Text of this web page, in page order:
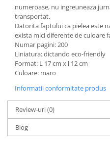
numeroase, nu ingreuneaza
transportat.
Datorita faptului ca pielea este
exista mici diferente de culoare
Numar pagini: 200
Liniatura: dictando eco-friendly
Format: L 17 cm x l 12 cm
Culoare: maro
Informatii conformitate produs
Review-uri(0)
Blog